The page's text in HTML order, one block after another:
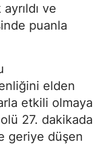
ve
puanla
elden
etkili olmaya
27. dakikada
geriye düşen